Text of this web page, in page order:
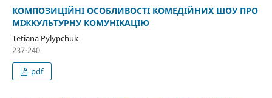
КОМПОЗИЦІЙНІ ОСОБЛИВОСТІ КОМЕДІЙНИХ ШОУ ПРО
МІЖКУЛЬТУРНУ КОМУНІКАЦІЮ
Tetiana Pylypchuk
237-240
pdf